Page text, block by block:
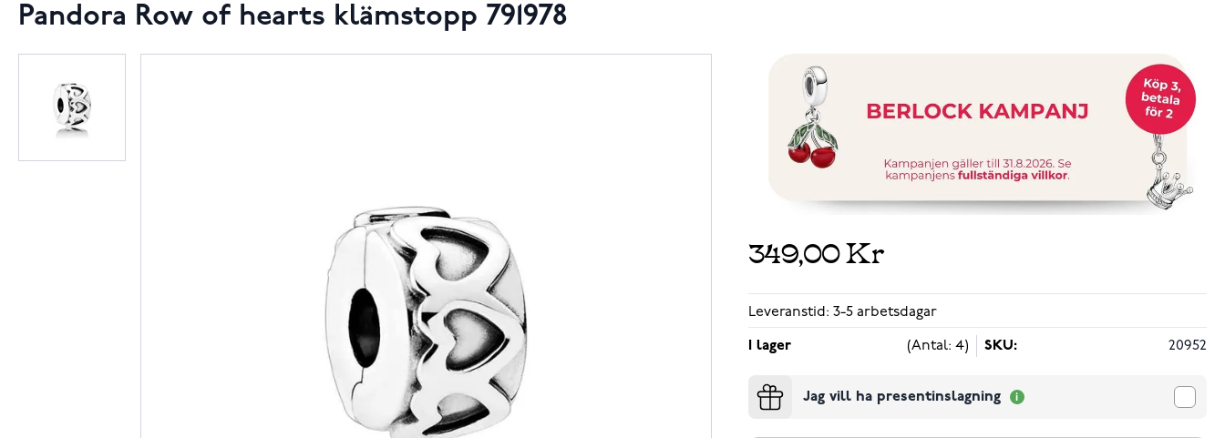
Pandora Row of hearts klämstopp 791978
349,00 Kr
Leveranstid: 3-5 arbetsdagar
I lager (Antal: 4) SKU: 20952
Jag vill ha presentinslagning